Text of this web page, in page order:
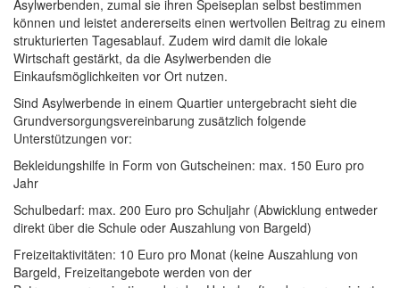
Asylwerbenden, zumal sie ihren Speiseplan selbst bestimmen
können und leistet andererseits einen wertvollen Beitrag zu einem
strukturierten Tagesablauf. Zudem wird damit die lokale
Wirtschaft gestärkt, da die Asylwerbenden die
Einkaufsmöglichkeiten vor Ort nutzen.
Sind Asylwerbende in einem Quartier untergebracht sieht die
Grundversorgungsvereinbarung zusätzlich folgende
Unterstützungen vor:
Bekleidungshilfe in Form von Gutscheinen: max. 150 Euro pro
Jahr
Schulbedarf: max. 200 Euro pro Schuljahr (Abwicklung entweder
direkt über die Schule oder Auszahlung von Bargeld)
Freizeitaktivitäten: 10 Euro pro Monat (keine Auszahlung von
Bargeld, Freizeitangebote werden von der